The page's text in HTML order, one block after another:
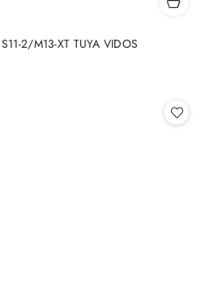
2/M13-XT TUYA VIDOS